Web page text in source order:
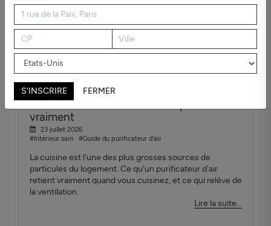
Purificateur d'air cuisine : ce qui marche
vraiment
23 juillet 2026
#Intérieur sain
#Guide du purificateur d'air
La cuisine est l'une des plus grosses sources de
particules du logement. Ce qu'un purificateur d'air
retient vraiment quand vous cuisinez, et ce qui relève de
la ventilation.
Lire la suite...
S'INSCRIRE FERMER